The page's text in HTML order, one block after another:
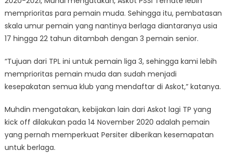
memprioritas para pemain muda. Sehingga itu, pembatasan
skala umur pemain yang nantinya berlaga diantaranya usia
17 hingga 22 tahun ditambah dengan 3 pemain senior.
“Tujuan dari TPL ini untuk pemain liga 3, sehingga kami lebih
memprioritas pemain muda dan sudah menjadi
kesepakatan semua klub yang mendaftar di Askot,” katanya.
Muhdin mengatakan, kebijakan lain dari Askot lagi TP yang
kick off dilakukan pada 14 November 2020 adalah pemain
yang pernah memperkuat Persiter diberikan kesemapatan
untuk berlaga.